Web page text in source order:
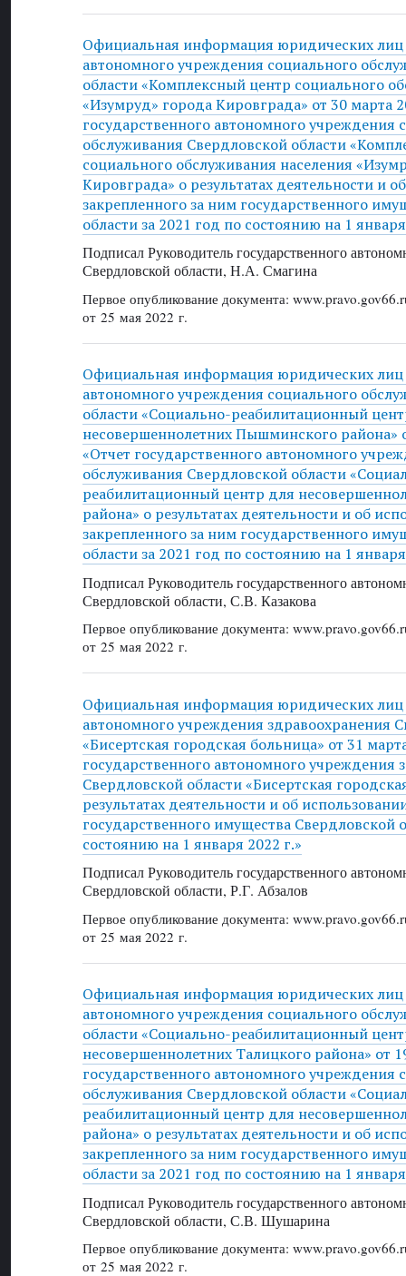
Официальная информация юридических лиц
автономного учреждения социального
области «Комплексный центр социального
«Изумруд» города Кировграда» от 30 марта
государственного автономного учреждения
обслуживания Свердловской области
социального обслуживания населения
Кировграда» о результатах деятельности и
закрепленного за ним государственного
области за 2021 год по состоянию на 1
Подписал Руководитель государственного
Свердловской области, Н.А. Смагина
Первое опубликование документа:
от 25 мая 2022 г.
Официальная информация юридических лиц
автономного учреждения социального
области «Социально-реабилитационный
несовершеннолетних Пышминского района»
«Отчет государственного автономного
обслуживания Свердловской области
реабилитационный центр для
района» о результатах деятельности и об
закрепленного за ним государственного
области за 2021 год по состоянию на 1
Подписал Руководитель государственного
Свердловской области, С.В. Казакова
Первое опубликование документа:
от 25 мая 2022 г.
Официальная информация юридических лиц
автономного учреждения здравоохранения
«Бисертская городская больница» от 31
государственного автономного учреждения
Свердловской области «Бисертская
результатах деятельности и об
государственного имущества Свердловской
состоянию на 1 января 2022 г.»
Подписал Руководитель государственного
Свердловской области, Р.Г. Абзалов
Первое опубликование документа:
от 25 мая 2022 г.
Официальная информация юридических лиц
автономного учреждения социального
области «Социально-реабилитационный
несовершеннолетних Талицкого района» от
государственного автономного учреждения
обслуживания Свердловской области
реабилитационный центр для
района» о результатах деятельности и об
закрепленного за ним государственного
области за 2021 год по состоянию на 1
Подписал Руководитель государственного
Свердловской области, С.В. Шушарина
Первое опубликование документа:
от 25 мая 2022 г.